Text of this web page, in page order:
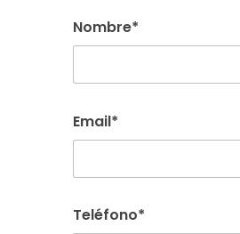
Nombre*
Email*
Teléfono*